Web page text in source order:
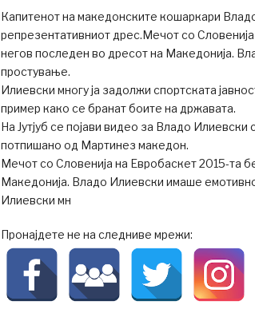
Капитенот на македонските кошаркари
репрезентативниот дрес.Мечот со
негов последен во дресот на Македонија.
простување.
Илиевски многу ја задолжи спортската
пример како се бранат боите на државата.
На Јутјуб се појави видео за Владо
потпишано од Мартинез македон.
Мечот со Словенија на Евробаскет 2015-та
Македонија. Владо Илиевски имаше
Илиевски мн
Пронајдете не на следниве мрежи: